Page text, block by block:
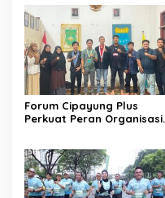
Forum Cipayung Plus
Perkuat Peran Organisasi
Mitra Kritis Pemerintah